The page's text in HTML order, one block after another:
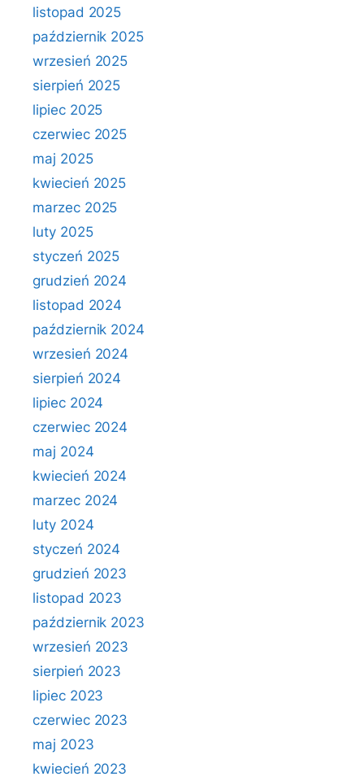
listopad 2025
październik 2025
wrzesień 2025
sierpień 2025
lipiec 2025
czerwiec 2025
maj 2025
kwiecień 2025
marzec 2025
luty 2025
styczeń 2025
grudzień 2024
listopad 2024
październik 2024
wrzesień 2024
sierpień 2024
lipiec 2024
czerwiec 2024
maj 2024
kwiecień 2024
marzec 2024
luty 2024
styczeń 2024
grudzień 2023
listopad 2023
październik 2023
wrzesień 2023
sierpień 2023
lipiec 2023
czerwiec 2023
maj 2023
kwiecień 2023